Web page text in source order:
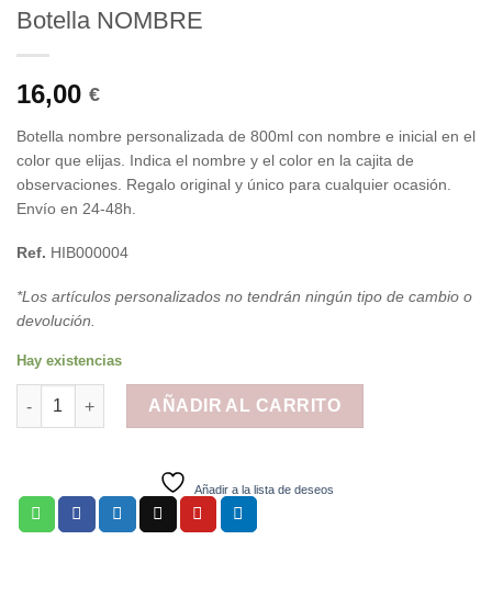
Botella NOMBRE
16,00 €
Botella nombre personalizada de 800ml con nombre e inicial en el
color que elijas. Indica el nombre y el color en la cajita de
observaciones. Regalo original y único para cualquier ocasión.
Envío en 24-48h.
Ref. HIB000004
*Los artículos personalizados no tendrán ningún tipo de cambio o
devolución.
Hay existencias
Botella NOMBRE cantidad
AÑADIR AL CARRITO
Añadir a la lista de deseos